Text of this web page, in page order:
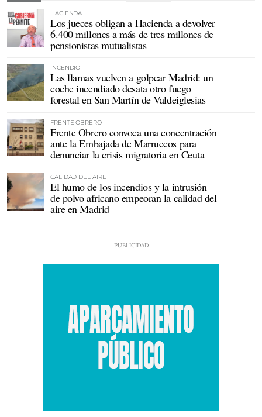
HACIENDA
Los jueces obligan a Hacienda a devolver
6.400 millones a más de tres millones de
pensionistas mutualistas
INCENDIO
Las llamas vuelven a golpear Madrid: un
coche incendiado desata otro fuego
forestal en San Martín de Valdeiglesias
FRENTE OBRERO
Frente Obrero convoca una concentración
ante la Embajada de Marruecos para
denunciar la crisis migratoria en Ceuta
CALIDAD DEL AIRE
El humo de los incendios y la intrusión
de polvo africano empeoran la calidad del
aire en Madrid